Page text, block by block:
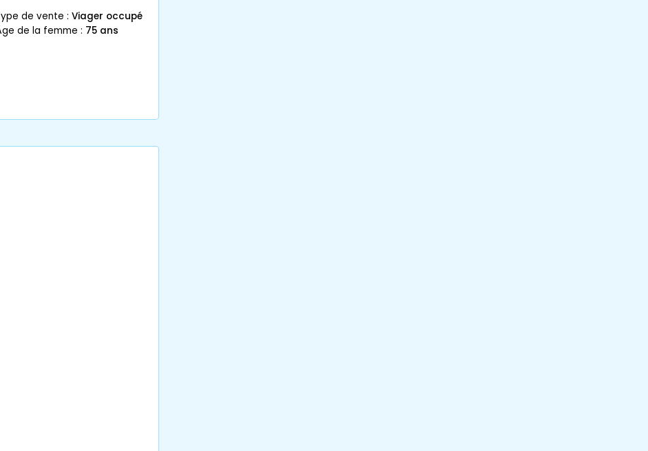
type de vente : Viager occupé
âge de la femme : 75 ans